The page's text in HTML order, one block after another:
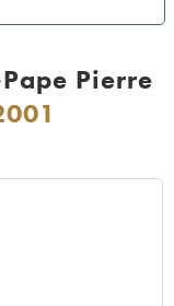
Pierre